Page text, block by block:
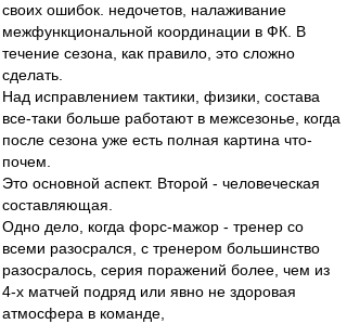
своих ошибок. недочетов, налаживание
межфункциональной координации в ФК. В
течение сезона, как правило, это сложно
сделать.
Над исправлением тактики, физики, состава
все-таки больше работают в межсезонье, когда
после сезона уже есть полная картина что-
почем.
Это основной аспект. Второй - человеческая
составляющая.
Одно дело, когда форс-мажор - тренер со
всеми разосрался, с тренером большинство
разосралось, серия поражений более, чем из
4-х матчей подряд или явно не здоровая
атмосфера в команде,